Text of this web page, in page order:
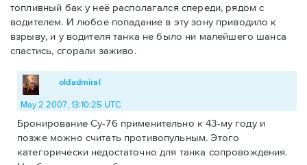
топливный бак у неё располагался спереди, рядом с
водителем. И любое попадание в эту зону приводило к
взрыву, и у водителя танка не было ни малейшего шанса
спастись, сгорали заживо.
oldadmiral
May 2 2007, 13:10:25 UTC
Бронирование Су-76 применительно к 43-му году и
позже можно считать противопульным. Этого
категорически недостаточно для танка сопровождения.